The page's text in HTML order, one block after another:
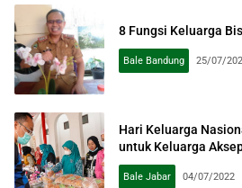
8 Fungsi Keluarga
Bale Bandung 25/07/
Hari Keluarga
untuk Keluarga
Bale Jabar 04/07/2022